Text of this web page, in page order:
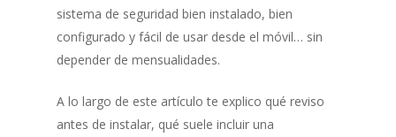
sistema de seguridad bien instalado, bien
configurado y fácil de usar desde el móvil… sin
depender de mensualidades.
A lo largo de este artículo te explico qué reviso
antes de instalar, qué suele incluir una